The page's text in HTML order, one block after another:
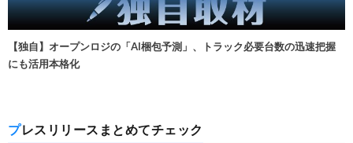
【独自】オープンロジの「AI梱包予測」、トラック必要台数の迅速把握
にも活用本格化
プレスリリースまとめてチェック